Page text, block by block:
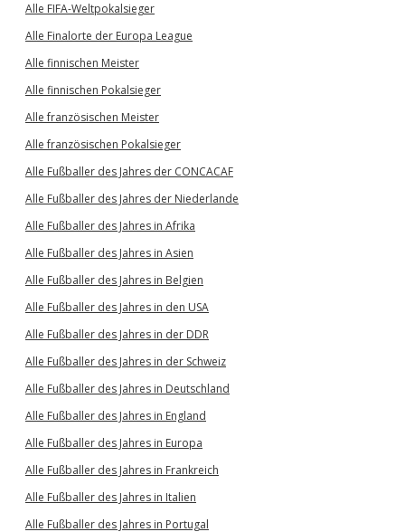
Alle FIFA-Weltpokalsieger
Alle Finalorte der Europa League
Alle finnischen Meister
Alle finnischen Pokalsieger
Alle französischen Meister
Alle französischen Pokalsieger
Alle Fußballer des Jahres der CONCACAF
Alle Fußballer des Jahres der Niederlande
Alle Fußballer des Jahres in Afrika
Alle Fußballer des Jahres in Asien
Alle Fußballer des Jahres in Belgien
Alle Fußballer des Jahres in den USA
Alle Fußballer des Jahres in der DDR
Alle Fußballer des Jahres in der Schweiz
Alle Fußballer des Jahres in Deutschland
Alle Fußballer des Jahres in England
Alle Fußballer des Jahres in Europa
Alle Fußballer des Jahres in Frankreich
Alle Fußballer des Jahres in Italien
Alle Fußballer des Jahres in Portugal